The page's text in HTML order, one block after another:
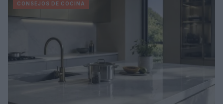
CONSEJOS DE COCINA